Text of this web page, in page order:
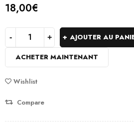
18,00€
AJOUTER AU
ACHETER MAINTENANT
Wishlist
Compare